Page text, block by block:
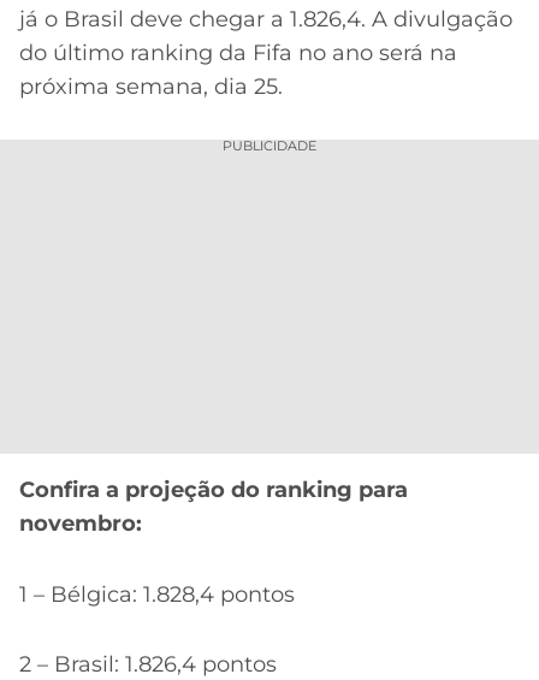
já o Brasil deve chegar a 1.826,4. A divulgação
do último ranking da Fifa no ano será na
próxima semana, dia 25.
PUBLICIDADE
Confira a projeção do ranking para
novembro:
1 – Bélgica: 1.828,4 pontos
2 – Brasil: 1.826,4 pontos